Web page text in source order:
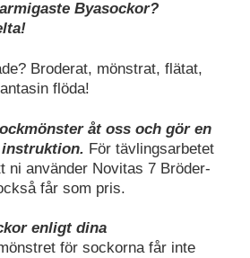
Byasockor?
Broderat, mönstrat, flätat,
flöda!
åt oss och gör en
För tävlingsarbetet
ni använder Novitas 7 Bröder-
får som pris.
enligt dina
för sockorna får inte